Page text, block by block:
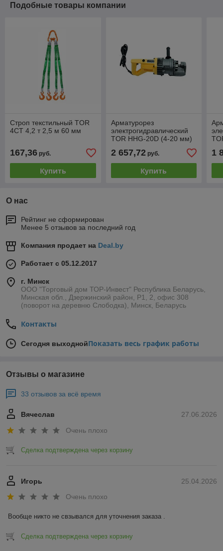
Подобные товары компании
Строп текстильный TOR
4СТ 4,2 т 2,5 м 60 мм
167,36 руб.
Купить
Арматурорез
электрогидравлический
TOR HHG-20D (4-20 мм)
2 657,72руб.
Купить
1
О нас
Рейтинг не сформирован
Менее 5 отзывов за последний год
Компания продает на Deal.by
Работает с 05.12.2017
г. Минск
ООО "Торговый дом ТОР-Инвест" Республика Беларусь,
Минская обл., Дзержинский район, Р1, 2, офис 308
(поворот на деревню Слободка), Минск, Беларусь
Контакты
Сегодня выходнойПоказать весь график работы
Отзывы о магазине
33 отзывов за всё время
27.06.2026
Вячеслав
Очень плохо
Сделка подтверждена через корзину
25.04.2026
Игорь
Очень плохо
Вообще никто не свзывался для уточнения заказа .
Сделка подтверждена через корзину